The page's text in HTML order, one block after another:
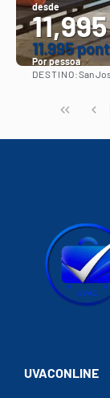
desde
11.995
Por pessoa
DESTINO:San
UVACONLINE